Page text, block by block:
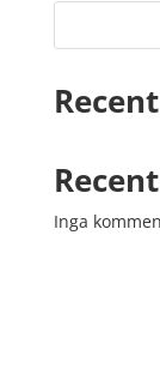
Inga